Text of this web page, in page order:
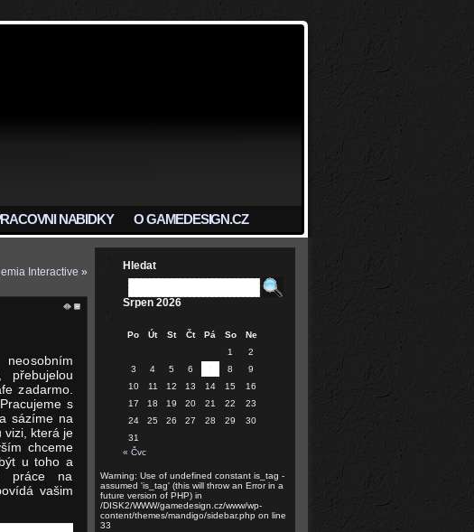
NABIDKY O GAMEDESIGN.CZ
Interactive »
přebujelou
zadarmo.
s
sázíme na
vizi, která je
chceme
u toho a
práce na
vašim
Hledat
Srpen 2026
Po Út St Čt Pá So
Ne
1
2
3
4 5 6 8
9
10
11 12 13 14 15
16
17
18 19 20 21 22
23
24
25 26 27 28 29
30
31
« Čvc
Warning: Use of undefined constant is_tag -
assumed 'is_tag' (this will throw an Error in a
future version of PHP) in
/DISK2/WWW/gamedesign.cz/www/wp-
content/themes/mandigo/sidebar.php on line
33